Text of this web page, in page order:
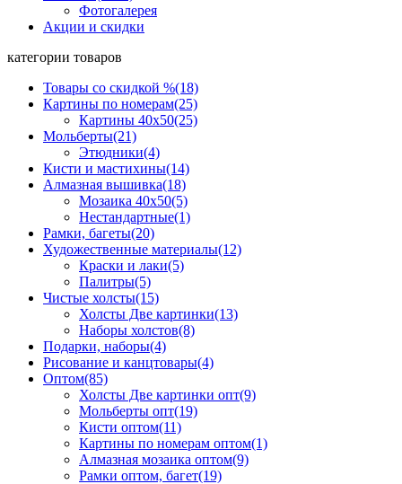
Фотогалерея
Акции и скидки
категории товаров
Товары со скидкой %(18)
Картины по номерам(25)
Картины 40x50(25)
Мольберты(21)
Этюдники(4)
Кисти и мастихины(14)
Алмазная вышивка(18)
Мозаика 40x50(5)
Нестандартные(1)
Рамки, багеты(20)
Художественные материалы(12)
Краски и лаки(5)
Палитры(5)
Чистые холсты(15)
Холсты Две картинки(13)
Наборы холстов(8)
Подарки, наборы(4)
Рисование и канцтовары(4)
Оптом(85)
Холсты Две картинки опт(9)
Мольберты опт(19)
Кисти оптом(11)
Картины по номерам оптом(1)
Алмазная мозаика оптом(9)
Рамки оптом, багет(19)